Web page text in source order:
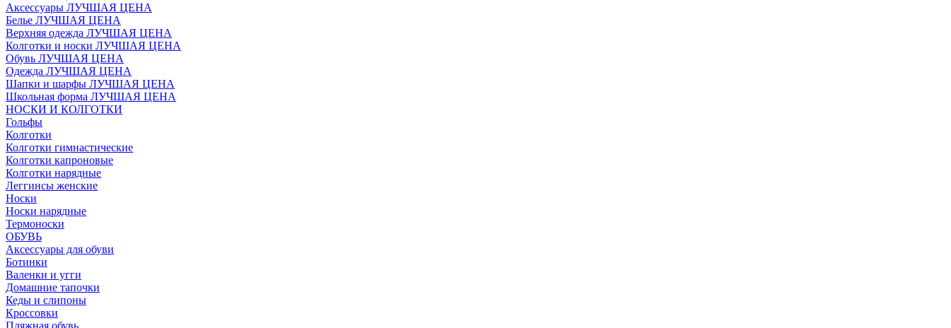
Аксессуары ЛУЧШАЯ ЦЕНА
Белье ЛУЧШАЯ ЦЕНА
Верхняя одежда ЛУЧШАЯ ЦЕНА
Колготки и носки ЛУЧШАЯ ЦЕНА
Обувь ЛУЧШАЯ ЦЕНА
Одежда ЛУЧШАЯ ЦЕНА
Шапки и шарфы ЛУЧШАЯ ЦЕНА
Школьная форма ЛУЧШАЯ ЦЕНА
НОСКИ И КОЛГОТКИ
Гольфы
Колготки
Колготки гимнастические
Колготки капроновые
Колготки нарядные
Леггинсы женские
Носки
Носки нарядные
Термоноски
ОБУВЬ
Аксессуары для обуви
Ботинки
Валенки и угги
Домашние тапочки
Кеды и слипоны
Кроссовки
Пляжная обувь